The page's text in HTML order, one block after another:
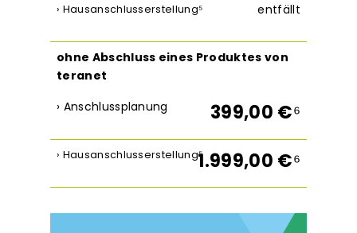
› Hausanschlusserstellung⁵ entfällt
ohne Abschluss eines Produktes von
teranet
› Anschlussplanung
399,00 €⁶
› Hausanschlusserstellung⁵
1.999,00 €⁶